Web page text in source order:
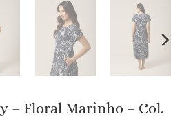
– Floral Marinho – Col.